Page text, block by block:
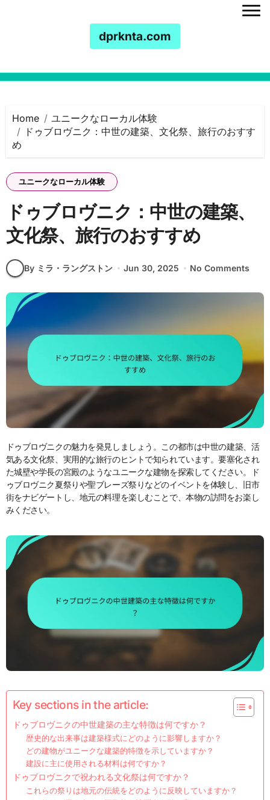
dprknta.com
Home
ユニークなローカル体験
ドゥブロヴニク：中世の建築、文化祭、旅行のおすす
め
ユニークなローカル体験
ドゥブロヴニク：中世の建築、
文化祭、旅行のおすすめ
By ミラ・ラングストン Jun 30, 2025 No Comments
ドゥブロヴニクの魅力を発見しましょう。この都市は中世の建築、活
気ある文化祭、実用的な旅行のヒントで知られています。要塞化され
た城壁や学長の宮殿のようなユニークな建物を探索してください。ド
ゥブロヴニク夏祭りや聖ブレーズ祭りなどのイベントを体験し、旧市
街をナビゲートし、地元の料理を楽しむことで、本物の訪問をお楽し
みください。
Key sections in the article:
ドゥブロヴニクの中世建築の主な特徴は何ですか？
歴史的な出来事は建築様式にどのように影響しますか？
どの建物がユニークな建築的特徴を示していますか？
建設に主に使用される材料は何ですか？
ドゥブロヴニクで祝われる文化祭は何ですか？
これらの祭りは地元の伝統をどのように反映していますか？